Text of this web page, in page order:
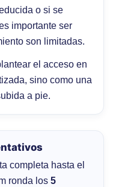
o si se
importante ser
son limitadas.
el acceso en
sino como una
a pie.
completa hasta el
ronda los5